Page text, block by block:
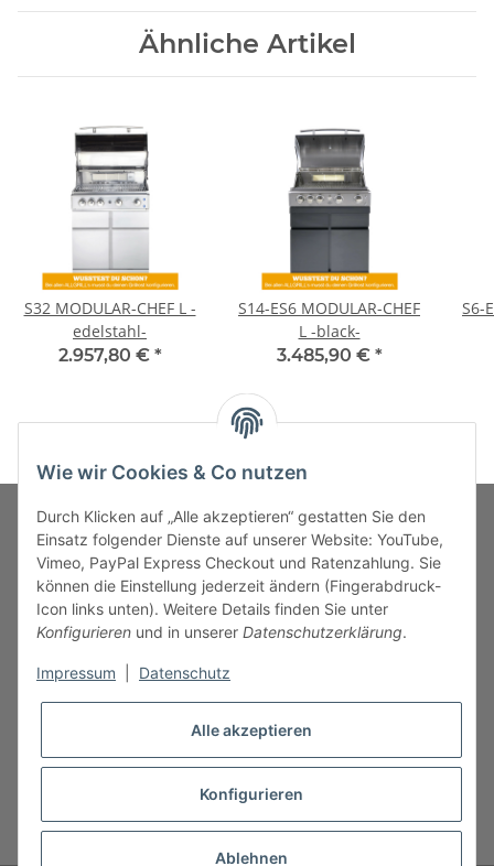
Ähnliche Artikel
S32 MODULAR-CHEF L -
edelstahl-
2.957,80 € *
S14-ES6 MODULAR-CHEF
L -black-
3.485,90 € *
S6-
MARKENWELT
SERVICE
INFORMATIONEN
* Alle Preise inkl. gesetzlicher USt., zzgl.Versand
Wie wir Cookies & Co nutzen
Durch Klicken auf „Alle akzeptieren“ gestatten Sie den
Einsatz folgender Dienste auf unserer Website: YouTube,
Vimeo, PayPal Express Checkout und Ratenzahlung. Sie
können die Einstellung jederzeit ändern (Fingerabdruck-
Icon links unten). Weitere Details finden Sie unter
Konfigurieren und in unserer Datenschutzerklärung.
Impressum Datenschutz
Alle akzeptieren
Konfigurieren
Ablehnen